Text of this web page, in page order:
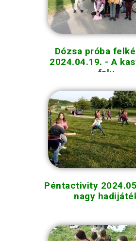
Dózsa próba
2024.04.19. - A
falu
Péntactivity
nagy